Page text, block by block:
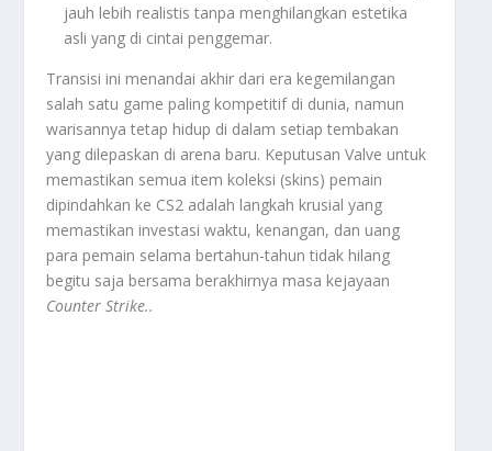
jauh lebih realistis tanpa menghilangkan estetika
asli yang di cintai penggemar.
Transisi ini menandai akhir dari era kegemilangan
salah satu game paling kompetitif di dunia, namun
warisannya tetap hidup di dalam setiap tembakan
yang dilepaskan di arena baru. Keputusan Valve untuk
memastikan semua item koleksi (skins) pemain
dipindahkan ke CS2 adalah langkah krusial yang
memastikan investasi waktu, kenangan, dan uang
para pemain selama bertahun-tahun tidak hilang
begitu saja bersama berakhirnya masa kejayaan
Counter Strike..